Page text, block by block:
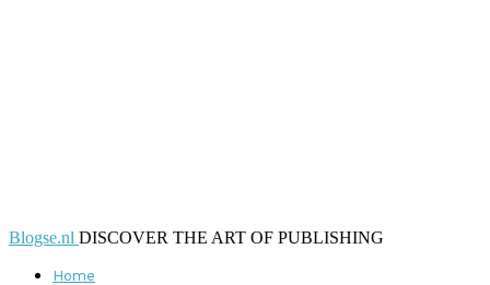
Blogse.nl DISCOVER THE ART OF PUBLISHING
Home